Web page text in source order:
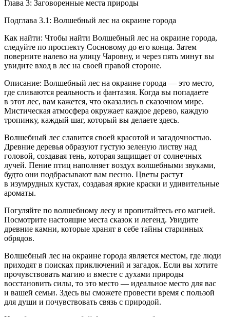
Глава 3: Заговоренные места природы
Подглава 3.1: Волшебный лес на окраине города
Как найти: Чтобы найти Волшебный лес на окраине города,
следуйте по проспекту Сосновому до его конца. Затем
поверните налево на улицу Чаровну, и через пять минут вы
увидите вход в лес на своей правой стороне.
Описание: Волшебный лес на окраине города — это место,
где сливаются реальность и фантазия. Когда вы попадаете
в этот лес, вам кажется, что оказались в сказочном мире.
Мистическая атмосфера окружает каждое дерево, каждую
тропинку, каждый шаг, который вы делаете здесь.
Волшебный лес славится своей красотой и загадочностью.
Древние деревья образуют густую зеленую листву над
головой, создавая тень, которая защищает от солнечных
лучей. Пение птиц наполняет воздух волшебными звуками,
будто они подбрасывают вам песню. Цветы растут
в изумрудных кустах, создавая яркие краски и удивительные
ароматы.
Погуляйте по волшебному лесу и пропитайтесь его магией.
Посмотрите настоящие места сказок и легенд. Увидите
древние камни, которые хранят в себе тайны старинных
обрядов.
Волшебный лес на окраине города является местом, где люди
приходят в поисках приключений и загадок. Если вы хотите
прочувствовать магию и вместе с духами природы
восстановить силы, то это место — идеальное место для вас
и вашей семьи. Здесь вы сможете провести время с пользой
для души и почувствовать связь с природой.